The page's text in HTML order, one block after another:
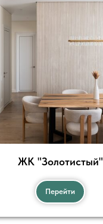
ЖК "Золотистый"
Перейти